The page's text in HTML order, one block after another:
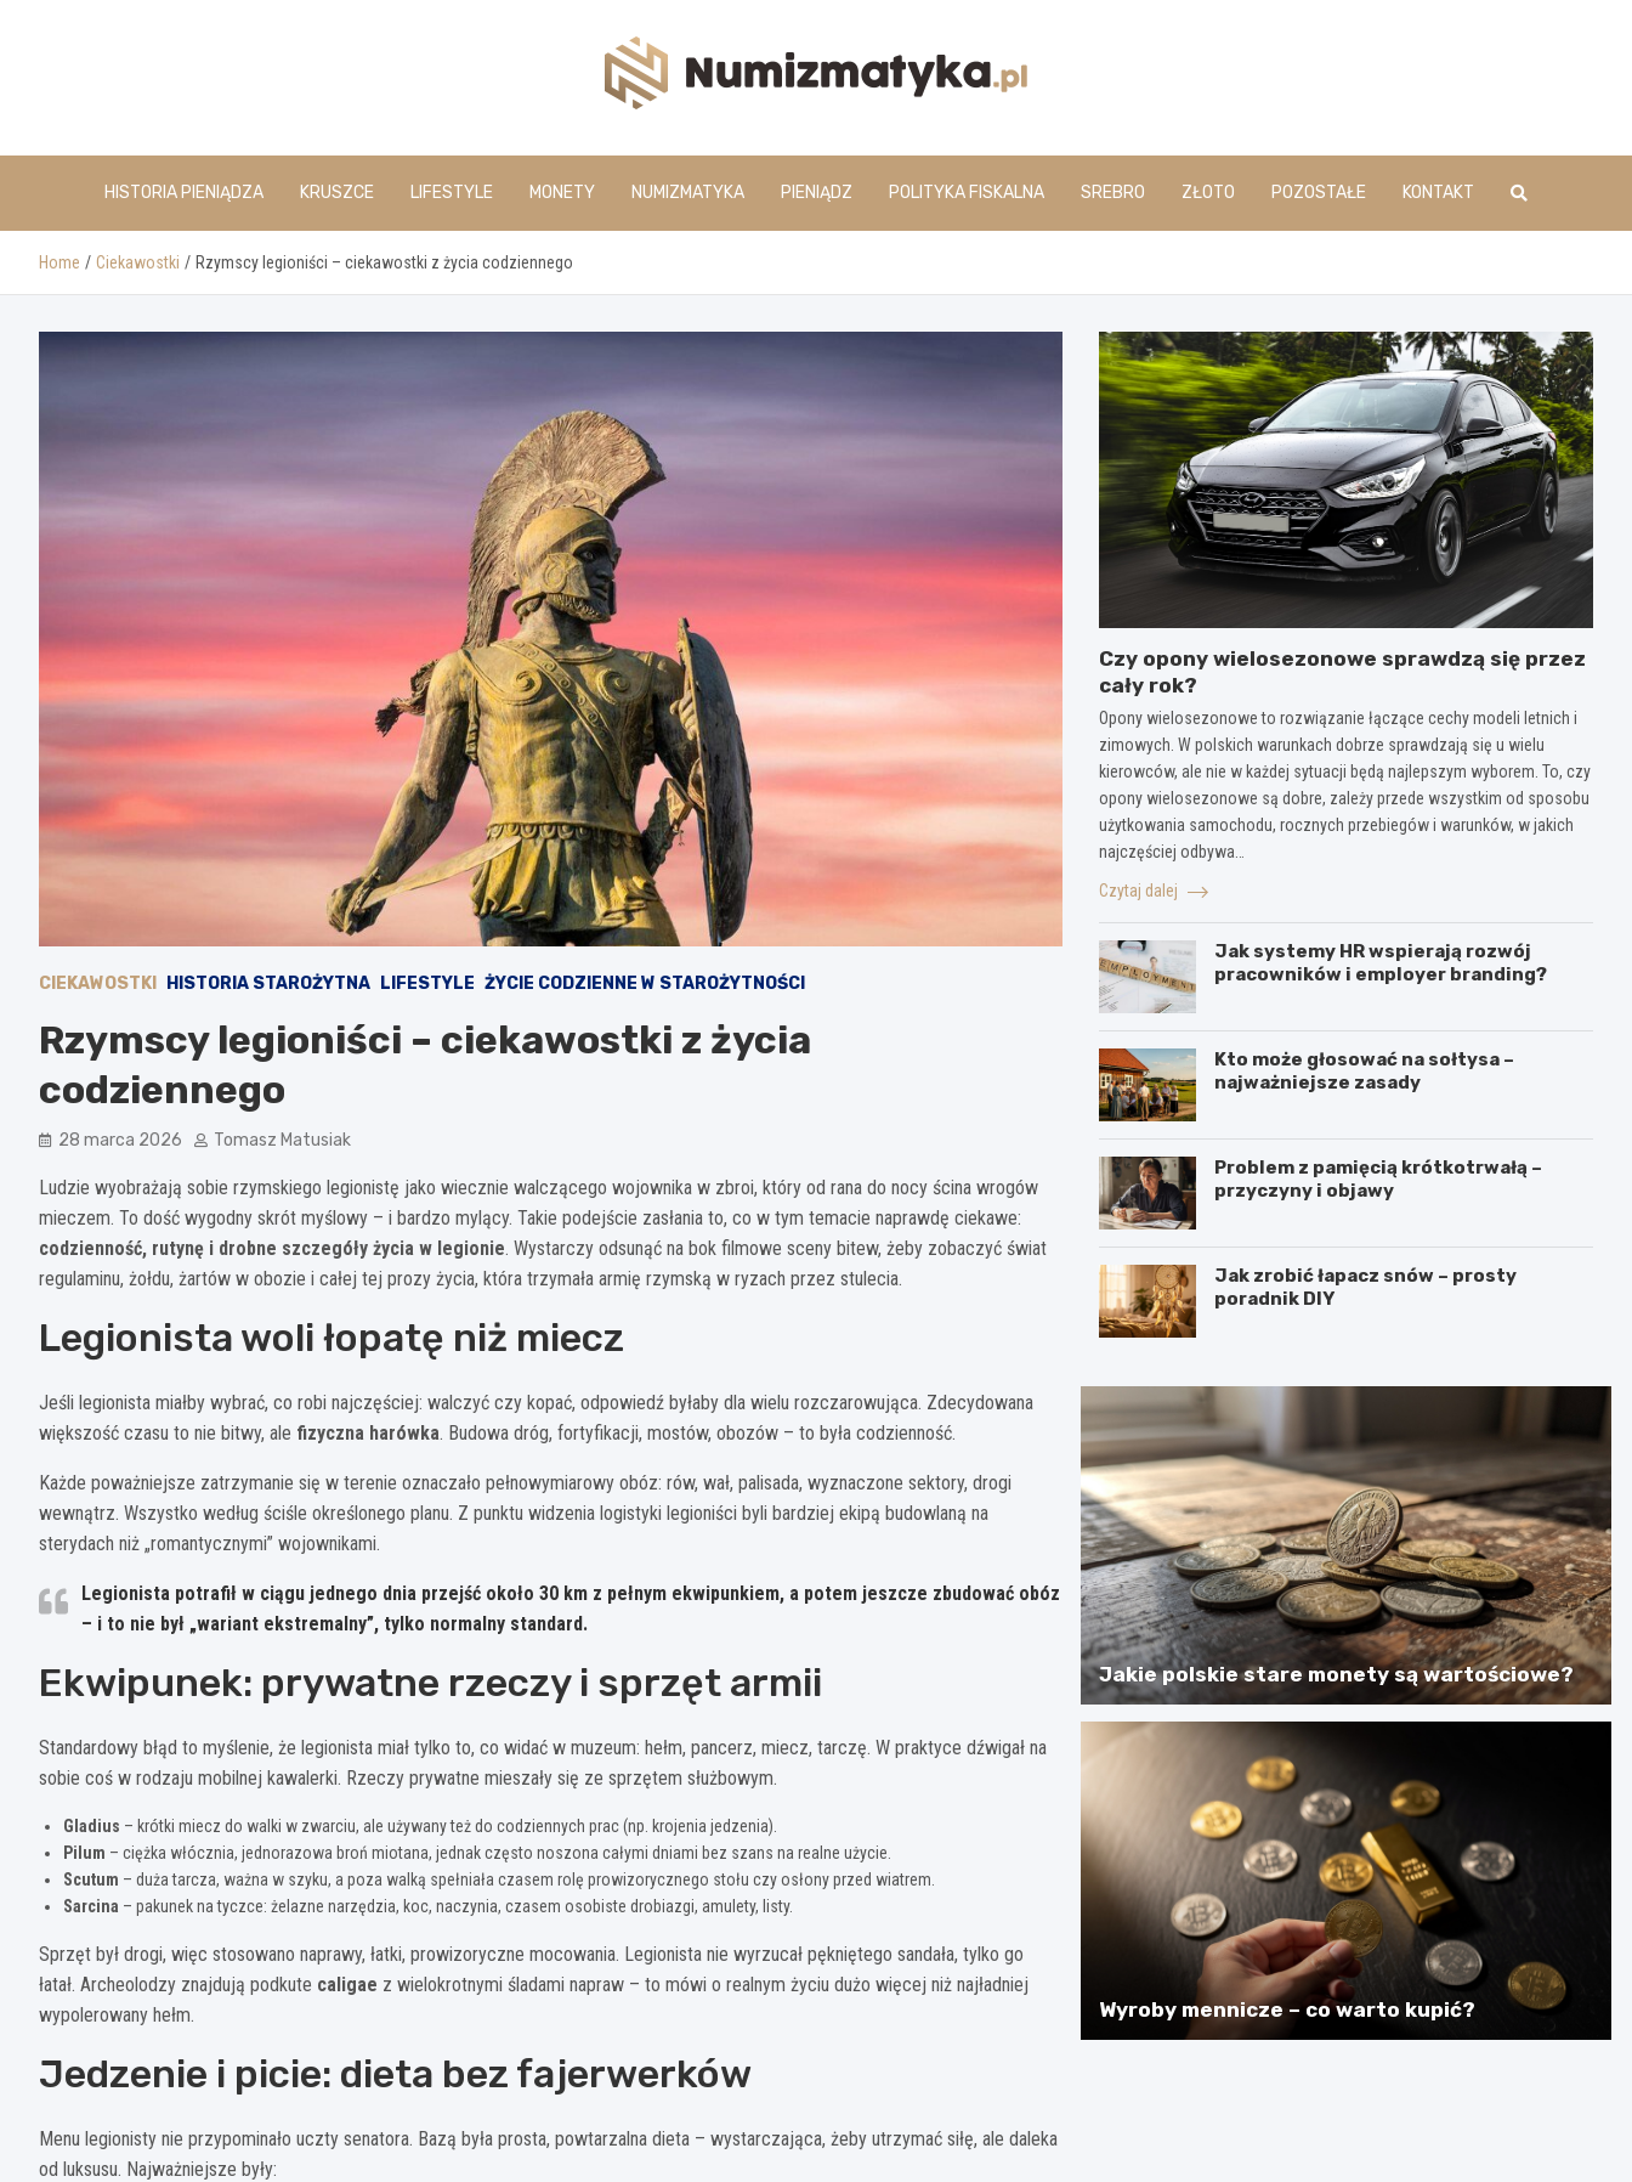
www.numizmatyka.pl
HISTORIA PIENIĄDZA KRUSZCE LIFESTYLE MONETY NUMIZMATYKA PIENIĄDZ POLITYKA FISKALNA SREBRO ZŁOTO POZOSTAŁE KONTAKT
Home Ciekawostki Rzymscy legioniści – ciekawostki z życia codziennego
CIEKAWOSTKI HISTORIA STAROŻYTNA LIFESTYLE ŻYCIE CODZIENNE W STAROŻYTNOŚCI
Rzymscy legioniści – ciekawostki z życia
codziennego
28 marca 2026 Tomasz Matusiak
Ludzie wyobrażają sobie rzymskiego legionistę jako wiecznie walczącego wojownika w zbroi, który od rana do nocy ścina wrogów
mieczem. To dość wygodny skrót myślowy – i bardzo mylący. Takie podejście zasłania to, co w tym temacie naprawdę ciekawe:
codzienność, rutynę i drobne szczegóły życia w legionie. Wystarczy odsunąć na bok filmowe sceny bitew, żeby zobaczyć świat
regulaminu, żołdu, żartów w obozie i całej tej prozy życia, która trzymała armię rzymską w ryzach przez stulecia.
Legionista woli łopatę niż miecz
Jeśli legionista miałby wybrać, co robi najczęściej: walczyć czy kopać, odpowiedź byłaby dla wielu rozczarowująca. Zdecydowana
większość czasu to nie bitwy, ale fizyczna harówka. Budowa dróg, fortyfikacji, mostów, obozów – to była codzienność.
Każde poważniejsze zatrzymanie się w terenie oznaczało pełnowymiarowy obóz: rów, wał, palisada, wyznaczone sektory, drogi
wewnątrz. Wszystko według ściśle określonego planu. Z punktu widzenia logistyki legioniści byli bardziej ekipą budowlaną na
sterydach niż „romantycznymi” wojownikami.
Legionista potrafił w ciągu jednego dnia przejść około 30 km z pełnym ekwipunkiem, a potem jeszcze zbudować obóz
– i to nie był „wariant ekstremalny”, tylko normalny standard.
Ekwipunek: prywatne rzeczy i sprzęt armii
Standardowy błąd to myślenie, że legionista miał tylko to, co widać w muzeum: hełm, pancerz, miecz, tarczę. W praktyce dźwigał na
sobie coś w rodzaju mobilnej kawalerki. Rzeczy prywatne mieszały się ze sprzętem służbowym.
Gladius – krótki miecz do walki w zwarciu, ale używany też do codziennych prac (np. krojenia jedzenia).
Pilum – ciężka włócznia, jednorazowa broń miotana, jednak często noszona całymi dniami bez szans na realne użycie.
Scutum – duża tarcza, ważna w szyku, a poza walką spełniała czasem rolę prowizorycznego stołu czy osłony przed wiatrem.
Sarcina – pakunek na tyczce: żelazne narzędzia, koc, naczynia, czasem osobiste drobiazgi, amulety, listy.
Sprzęt był drogi, więc stosowano naprawy, łatki, prowizoryczne mocowania. Legionista nie wyrzucał pękniętego sandała, tylko go
łatał. Archeolodzy znajdują podkute caligae z wielokrotnymi śladami napraw – to mówi o realnym życiu dużo więcej niż najładniej
wypolerowany hełm.
Jedzenie i picie: dieta bez fajerwerków
Menu legionisty nie przypominało uczty senatora. Bazą była prosta, powtarzalna dieta – wystarczająca, żeby utrzymać siłę, ale daleka
od luksusu. Najważniejsze były:
Czy opony wielosezonowe sprawdzą się przez
cały rok?
Opony wielosezonowe to rozwiązanie łączące cechy modeli letnich i
zimowych. W polskich warunkach dobrze sprawdzają się u wielu
kierowców, ale nie w każdej sytuacji będą najlepszym wyborem. To, czy
opony wielosezonowe są dobre, zależy przede wszystkim od sposobu
użytkowania samochodu, rocznych przebiegów i warunków, w jakich
najczęściej odbywa…
Czytaj dalej
Jak systemy HR wspierają rozwój
pracowników i employer branding?
Kto może głosować na sołtysa –
najważniejsze zasady
Problem z pamięcią krótkotrwałą –
przyczyny i objawy
Jak zrobić łapacz snów – prosty
poradnik DIY
Jakie polskie stare monety są wartościowe?
Wyroby mennicze – co warto kupić?